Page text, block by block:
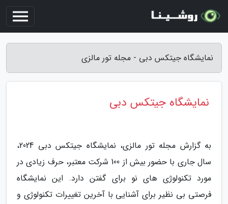
نمایشگاه جیتکس دبی - مجله تور مالزی
نمایشگاه جیتکس دبی
به گزارش مجله تور مالزی، نمایشگاه جیتکس دبی 2024،
سال جاری با حضور بیش از 100 شرکت معتبر، حرف زیادی در
مورد تکنولوژی های نو برای گفتن دارد. این نمایشگاه
فرصتی بی نظیر برای آشنایی با آخرین تغییرات تکنولوژی و